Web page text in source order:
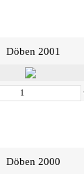
Döben 2001
Döben 2000